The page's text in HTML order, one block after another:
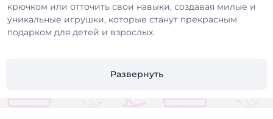
крючком или отточить свои навыки, создавая милые и
уникальные игрушки, которые станут прекрасным
подарком для детей и взрослых.
Высококачественная пряжа:Мягкая и приятная на
игрушек. Доступна в различных цветах и составах
Развернуть